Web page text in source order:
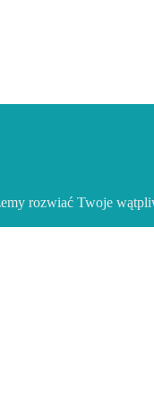
rozwiać Twoje